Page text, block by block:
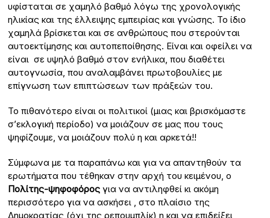
υφίσταται σε χαμηλό βαθμό λόγω της χρονολογικής
ηλικίας και της έλλειψης εμπειρίας και γνώσης. Το ίδιο
χαμηλά βρίσκεται και σε ανθρώπους που στερούνται
αυτοεκτίμησης και αυτοπεποίθησης. Είναι και οφείλει να
είναι σε υψηλό βαθμό στον ενήλικα, που διαθέτει
αυτογνωσία, που αναλαμβάνει πρωτοβουλίες με
επίγνωση των επιπτώσεων των πράξεών του.
Το πιθανότερο είναι οι πολιτικοί (μιας και βρισκόμαστε
σ’εκλογική περίοδο) να μοιάζουν σε μας που τους
ψηφίζουμε, να μοιάζουν πολύ η και αρκετά!!
Σύμφωνα με τα παραπάνω και για να απαντηθούν τα
ερωτήματα που τέθηκαν στην αρχή του κειμένου, ο
Πολίτης-ψηφοφόρος για να αντιληφθεί κι ακόμη
περισσότερο για να ασκήσει , στο πλαίσιο της
Δημοκρατίας (όχι της ρεπουμπλίκ) η και να επιδείξει